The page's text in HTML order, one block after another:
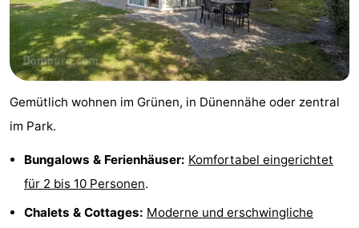
Sportangeln
Essen
und
trinken
Veranstaltungen
Ringstechen
Forum
Route
Gemütlich wohnen im Grünen, in Dünennähe oder zentral
im Park.
Bungalows & Ferienhäuser: Komfortabel eingerichtet
für 2 bis 10 Personen.
Chalets & Cottages: Moderne und erschwingliche